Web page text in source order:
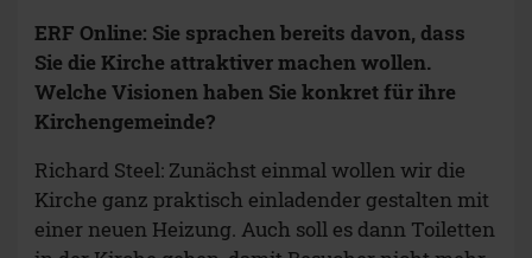
ERF Online: Sie sprachen bereits davon, dass
Sie die Kirche attraktiver machen wollen.
Welche Visionen haben Sie konkret für ihre
Kirchengemeinde?
Richard Steel: Zunächst einmal wollen wir die
Kirche ganz praktisch einladender gestalten mit
einer neuen Heizung. Auch soll es dann Toiletten